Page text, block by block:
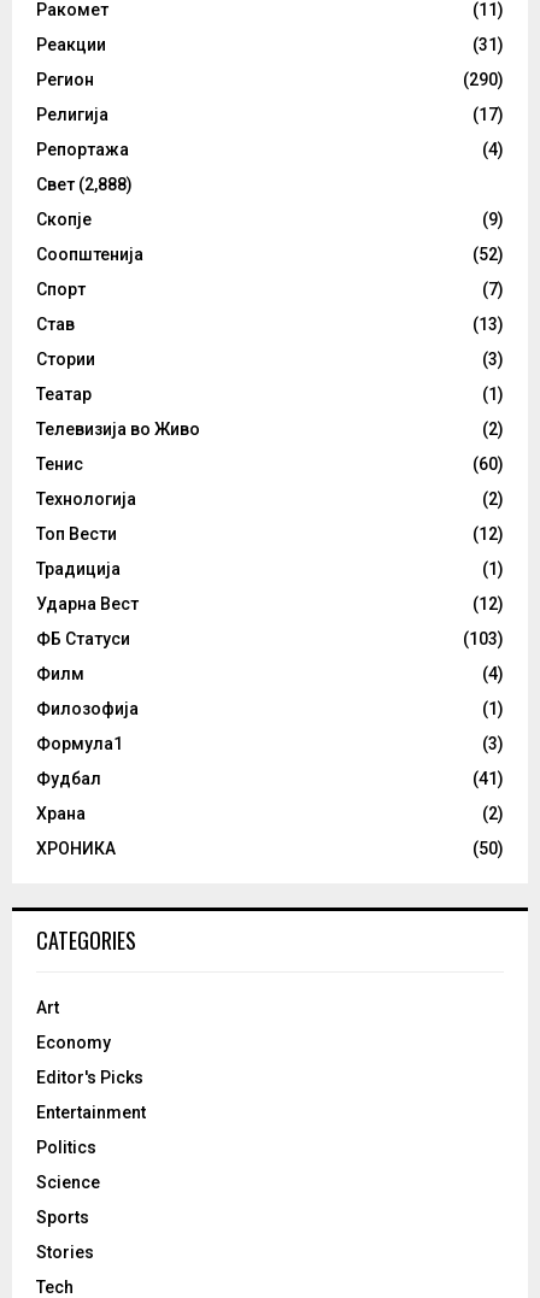
Ракомет
(11)
Реакции
(31)
Регион
(290)
Религија
(17)
Репортажа
(4)
Свет (2,888)
Скопје
(9)
Соопштенија
(52)
Спорт
(7)
Став
(13)
Стории
(3)
Театар
(1)
Телевизија во Живо
(2)
Тенис
(60)
Технологија
(2)
Топ Вести
(12)
Традиција
(1)
Ударна Вест
(12)
ФБ Статуси
(103)
Филм
(4)
Филозофија
(1)
Формула1
(3)
Фудбал
(41)
Храна
(2)
ХРОНИКА
(50)
CATEGORIES
Art
Economy
Editor's Picks
Entertainment
Politics
Science
Sports
Stories
Tech